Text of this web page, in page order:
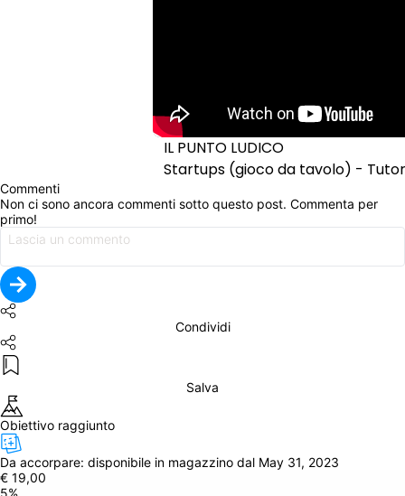
IL PUNTO LUDICO
Startups (gioco da tavolo) -
Commenti
Non ci sono ancora commenti sotto questo post. Commenta per
primo!
Condividi
Salva
Obiettivo raggiunto
Da accorpare: disponibile in magazzino dal May 31, 2023
€ 19,00